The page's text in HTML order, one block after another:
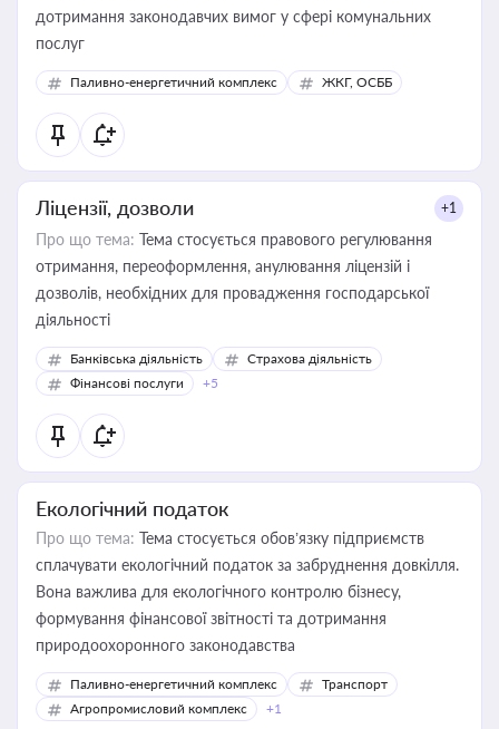
дотримання законодавчих вимог у сфері комунальних
послуг
Паливно-енергетичний комплекс ЖКГ, ОСББ
Ліцензії, дозволи +1
Про що тема: Тема стосується правового регулювання
отримання, переоформлення, анулювання ліцензій і
дозволів, необхідних для провадження господарської
діяльності
Банківська діяльність
Страхова діяльність
Фінансові послуги
+5
Екологічний податок
Про що тема: Тема стосується обов’язку підприємств
сплачувати екологічний податок за забруднення довкілля.
Вона важлива для екологічного контролю бізнесу,
формування фінансової звітності та дотримання
природоохоронного законодавства
Паливно-енергетичний комплекс
Транспорт
Агропромисловий комплекс
+1